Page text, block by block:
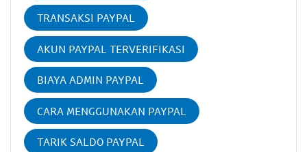
TRANSAKSI PAYPAL
AKUN PAYPAL TERVERIFIKASI
BIAYA ADMIN PAYPAL
CARA MENGGUNAKAN PAYPAL
TARIK SALDO PAYPAL